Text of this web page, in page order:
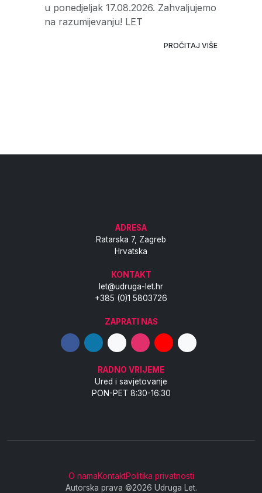
u ponedjeljak 17.08.2026. Zahvaljujemo
na razumijevanju! LET
PROČITAJ VIŠE
ADRESA
Ratarska 7, Zagreb
Hrvatska
KONTAKT
let@udruga-let.hr
+385 (0)1 5803726
ZAPRATI NAS
RADNO VRIJEME
Ured i savjetovanje
PON-PET 8:30-16:30
O namaKontaktPolitika privatnosti
Autorska prava ©2026 Udruga Let.